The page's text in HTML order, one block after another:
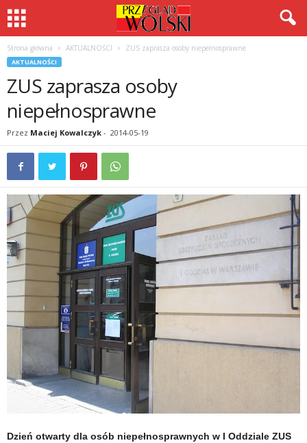
Strona główna AKTUALNOŚCI ZUS zaprasza osoby niepełnosprawne
AKTUALNOŚCI
ZUS zaprasza osoby
niepełnosprawne
Przez Maciej Kowalczyk - 2014-05-19
Dzień otwarty dla osób niepełnosprawnych w I Oddziale ZUS